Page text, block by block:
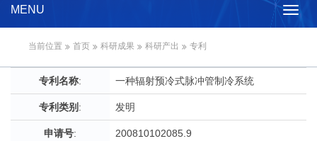
MENU
当前位置 首页 科研成果 科研产出 专利
专利名称: 一种辐射预冷式脉冲管制冷系统
专利类别 : 发明
申请号: 200810102085.9